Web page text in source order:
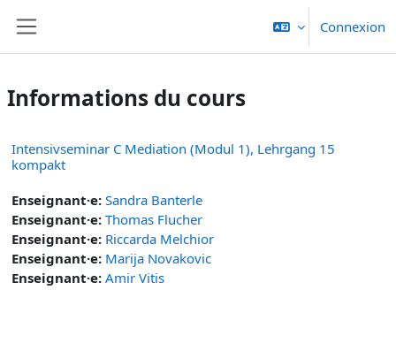
Connexion
Informations du cours
Intensivseminar C Mediation (Modul 1), Lehrgang 15
kompakt
Enseignant·e: Sandra Banterle
Enseignant·e: Thomas Flucher
Enseignant·e: Riccarda Melchior
Enseignant·e: Marija Novakovic
Enseignant·e: Amir Vitis